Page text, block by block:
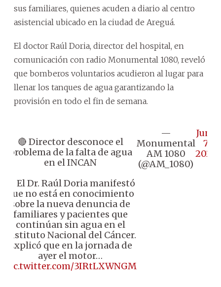
sus familiares, quienes acuden a diario al centro
asistencial ubicado en la ciudad de Areguá.
El doctor Raúl Doria, director del hospital, en
comunicación con radio Monumental 1080, reveló
que bomberos voluntarios acudieron al lugar para
llenar los tanques de agua garantizando la
provisión en todo el fin de semana.
🔴 Director desconoce el
problema de la falta de agua
en el INCAN
🔸 El Dr. Raúl Doria manifestó
que no está en conocimiento
sobre la nueva denuncia de
familiares y pacientes que
continúan sin agua en el
Instituto Nacional del Cáncer.
Explicó que en la jornada de
ayer el motor…
pic.twitter.com/3IRtLXWNGM
—
Monumental
AM 1080
(@AM_1080)
June
7,
2024